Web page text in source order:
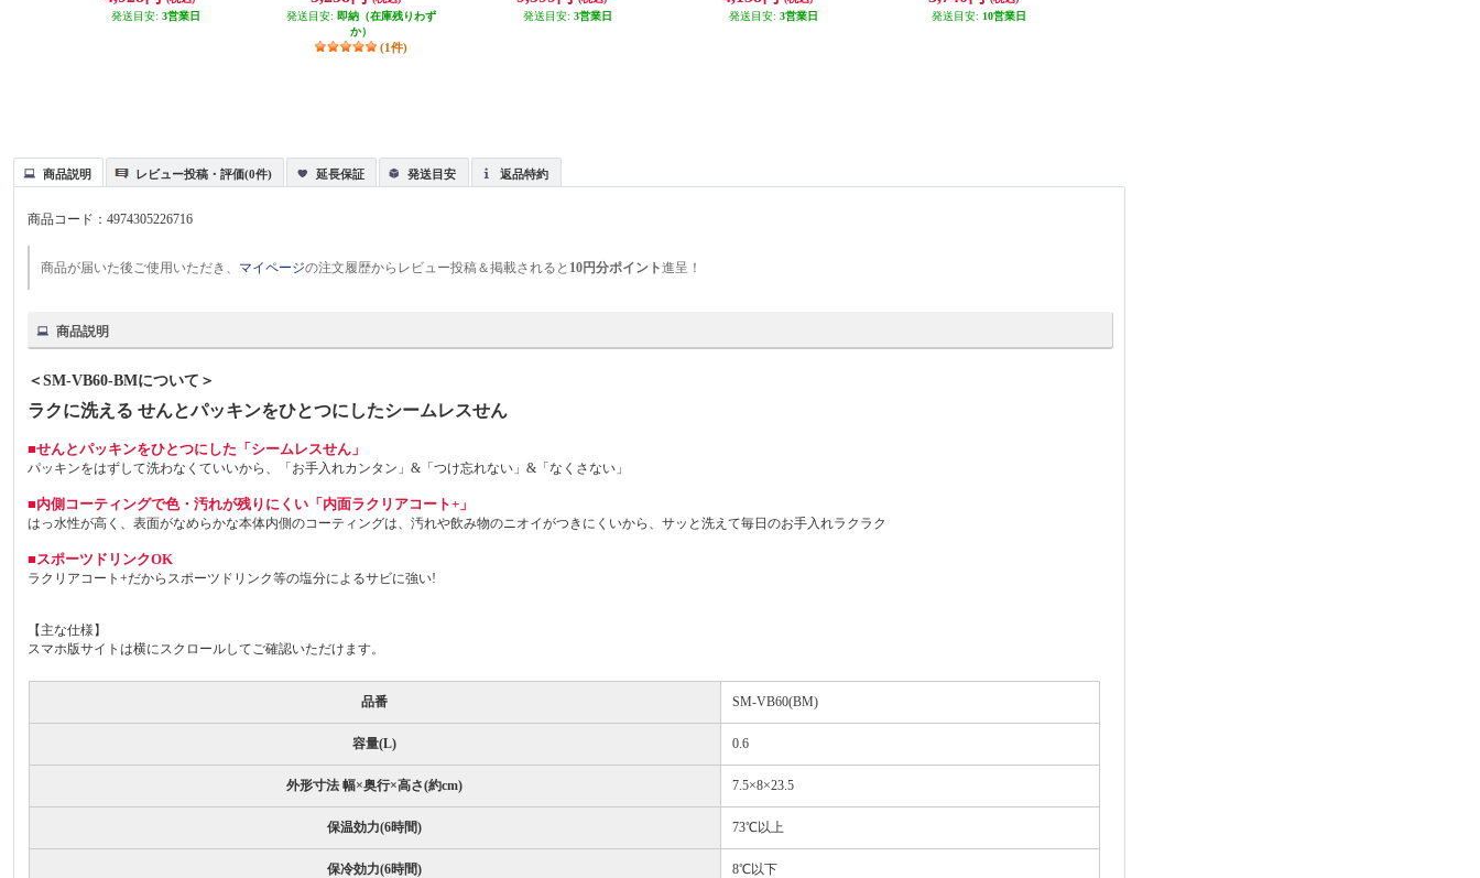
発送目安: 3営業日
発送目安: 即納（在庫残りわず
か）
(1件)
発送目安: 3営業日
発送目安: 3営業日
発送目安: 10営業日
商品説明 レビュー投稿・評価(0件) 延長保証 発送目安 返品特約
商品コード：4974305226716
商品が届いた後ご使用いただき、 マイページの注文履歴からレビュー投稿＆掲載されると 10円分ポイント進呈！
商品説明
＜SM-VB60-BMについて＞
ラクに洗える せんとパッキンをひとつにしたシームレスせん
■せんとパッキンをひとつにした「シームレスせん」
パッキンをはずして洗わなくていいから、「お手入れカンタン」&「つけ忘れない」&「なくさない」
■内側コーティングで色・汚れが残りにくい「内面ラクリアコート+」
はっ水性が高く、表面がなめらかな本体内側のコーティングは、汚れや飲み物のニオイがつきにくいから、サッと洗えて毎日のお手入れラクラク
■スポーツドリンクOK
ラクリアコート+だからスポーツドリンク等の塩分によるサビに強い!
【主な仕様】
スマホ版サイトは横にスクロールしてご確認いただけます。
品番 SM-VB60(BM)
容量(L) 0.6
外形寸法 幅×奥行×高さ(約cm) 7.5×8×23.5
保温効力(6時間) 73℃以上
保冷効力(6時間) 8℃以下